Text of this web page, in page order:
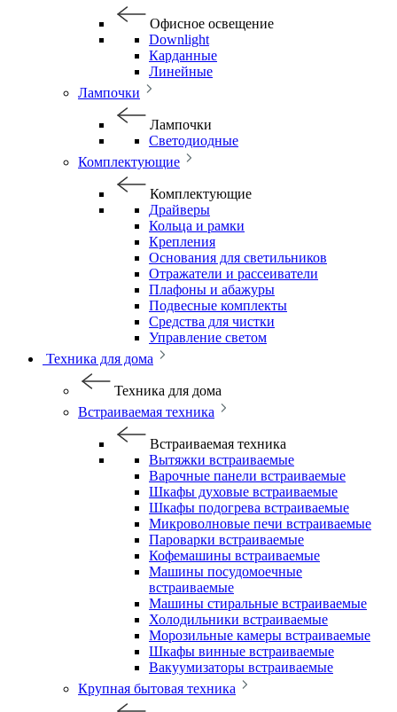
Офисное освещение
Downlight
Карданные
Линейные
Лампочки
Лампочки
Светодиодные
Комплектующие
Комплектующие
Драйверы
Кольца и рамки
Крепления
Основания для светильников
Отражатели и рассеиватели
Плафоны и абажуры
Подвесные комплекты
Средства для чистки
Управление светом
Техника для дома
Техника для дома
Встраиваемая техника
Встраиваемая техника
Вытяжки встраиваемые
Варочные панели встраиваемые
Шкафы духовые встраиваемые
Шкафы подогрева встраиваемые
Микроволновые печи встраиваемые
Пароварки встраиваемые
Кофемашины встраиваемые
Машины посудомоечные
встраиваемые
Машины стиральные встраиваемые
Холодильники встраиваемые
Морозильные камеры встраиваемые
Шкафы винные встраиваемые
Вакуумизаторы встраиваемые
Крупная бытовая техника